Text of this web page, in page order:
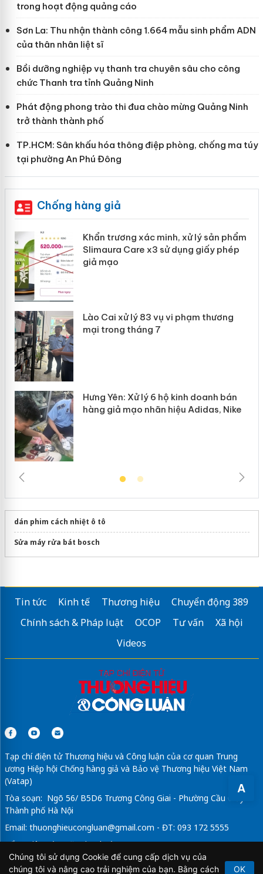
A
trong hoạt động quảng cáo
Sơn La: Thu nhận thành công 1.664 mẫu sinh phẩm ADN
của thân nhân liệt sĩ
Bồi dưỡng nghiệp vụ thanh tra chuyên sâu cho công
chức Thanh tra tỉnh Quảng Ninh
Phát động phong trào thi đua chào mừng Quảng Ninh
trở thành thành phố
TP.HCM: Sân khấu hóa thông điệp phòng, chống ma túy
tại phường An Phú Đông
Chống hàng giả
Khẩn trương xác minh, xử lý sản phẩm
Slimaura Care x3 sử dụng giấy phép
giả mạo
Lào Cai xử lý 83 vụ vi phạm thương
mại trong tháng 7
Hưng Yên: Xử lý 6 hộ kinh doanh bán
hàng giả mạo nhãn hiệu Adidas, Nike
dán phim cách nhiệt ô tô
Sửa máy rửa bát bosch
Tin tức Kinh tế Thương hiệu
Chuyển động 389
Chính sách & Pháp luật
OCOP Tư vấn
Xã hội
Videos
Tạp chí điện tử Thương hiệu và Công luận của cơ quan Trung
ương Hiệp hội Chống hàng giả và Bảo vệ Thương hiệu Việt Nam
(Vatap)
Tòa soạn: Ngõ 56/ B5D6 Trương Công Giai - Phường Cầu Giấy -
Thành phố Hà Nội
Email: thuonghieucongluan@gmail.com - ĐT: 093 172 5555
Tổng Biên Tập: Vũ Đức Thuận
Giấy phép hoạt động báo chí điện tử số 64/GP-BTTTT do Bộ
Chúng tôi sử dụng Cookie để cung cấp dịch vụ của
chúng tôi và nâng cao trải nghiệm của bạn. Bằng cách
OK